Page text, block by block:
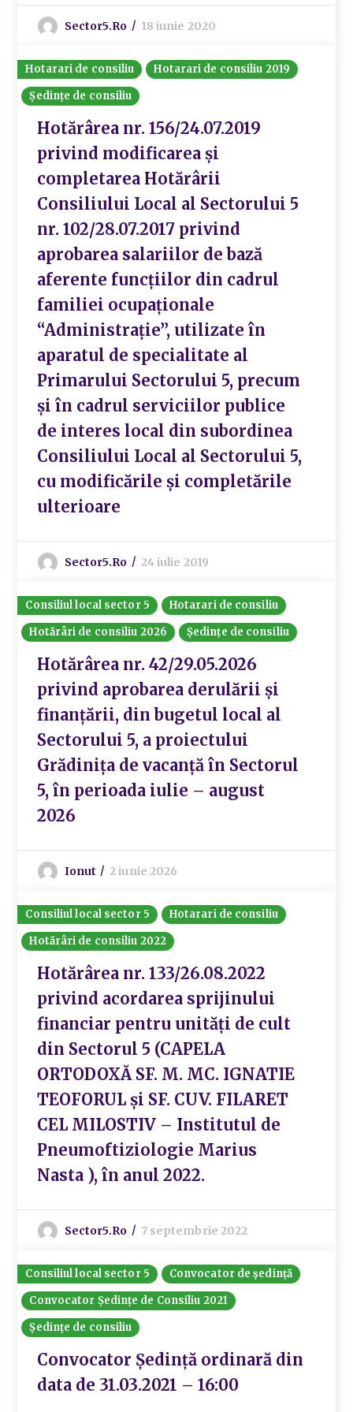
Sector5.ro 18 iunie 2020
Hotarari de consiliu
Hotarari de consiliu 2019
Ședințe de consiliu
Hotărârea nr. 156/24.07.2019
privind modificarea și
completarea Hotărârii
Consiliului Local al Sectorului 5
nr. 102/28.07.2017 privind
aprobarea salariilor de bază
aferente funcțiilor din cadrul
familiei ocupaționale
“Administrație”, utilizate în
aparatul de specialitate al
Primarului Sectorului 5, precum
și în cadrul serviciilor publice
de interes local din subordinea
Consiliului Local al Sectorului 5,
cu modificările și completările
ulterioare
Sector5.ro 24 iulie 2019
Consiliul local sector 5
Hotarari de consiliu
Hotărâri de consiliu 2026
Ședințe de consiliu
Hotărârea nr. 42/29.05.2026
privind aprobarea derulării și
finanțării, din bugetul local al
Sectorului 5, a proiectului
Grădinița de vacanță în Sectorul
5, în perioada iulie – august
2026
Ionut 2 iunie 2026
Consiliul local sector 5
Hotarari de consiliu
Hotărâri de consiliu 2022
Hotărârea nr. 133/26.08.2022
privind acordarea sprijinului
financiar pentru unități de cult
din Sectorul 5 (CAPELA
ORTODOXĂ SF. M. MC. IGNATIE
TEOFORUL și SF. CUV. FILARET
CEL MILOSTIV – Institutul de
Pneumoftiziologie Marius
Nasta ), în anul 2022.
Sector5.ro 7 septembrie 2022
Consiliul local sector 5
Convocator de ședință
Convocator Ședințe de Consiliu 2021
Ședințe de consiliu
Convocator Ședință ordinară din
data de 31.03.2021 – 16:00